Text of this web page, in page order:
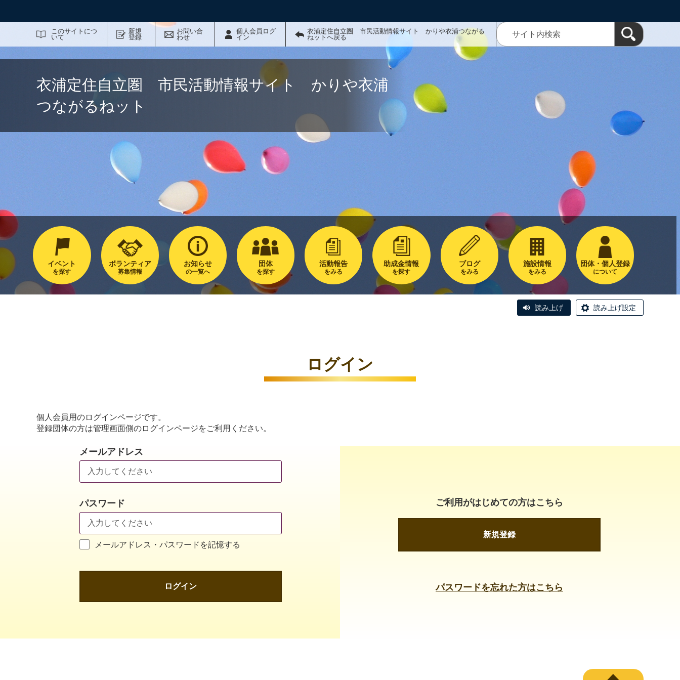
このサイトにつ
いて
新規
登録
お問い合
わせ
個人会員ログ
イン
衣浦定住自立圏 市民活動情報サイト かりや衣浦つながる
ねットへ戻る
衣浦定住自立圏 市民活動情報サイト かりや衣浦
つながるねット
イベント
を探す
ボランティア
募集情報
お知らせ
の一覧へ
団体
を探す
活動報告
をみる
助成金情報
を探す
ブログ
をみる
施設情報
をみる
団体・個人登録
について
読み上げ 読み上げ設定
ログイン
個人会員用のログインページです。
登録団体の方は管理画面側のログインページをご利用ください。
メールアドレス
パスワード
メールアドレス・パスワードを記憶する
ログイン
ご利用がはじめての方はこちら
新規登録
パスワードを忘れた方はこちら